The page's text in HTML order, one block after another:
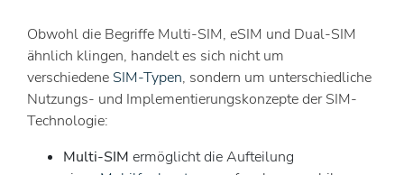
Obwohl die Begriffe Multi-SIM, eSIM und Dual-SIM
ähnlich klingen, handelt es sich nicht um
verschiedene SIM-Typen, sondern um unterschiedliche
Nutzungs- und Implementierungskonzepte der SIM-
Technologie:
Multi-SIM ermöglicht die Aufteilung